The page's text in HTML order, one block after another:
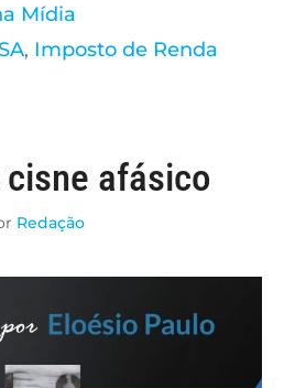
Mídia
, Imposto de Renda
afásico
Redação